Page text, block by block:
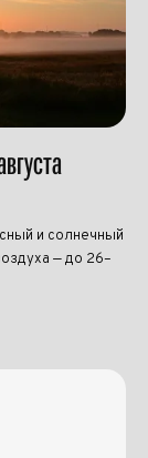
и солнечный
— до 26–